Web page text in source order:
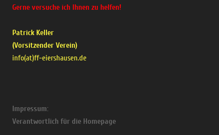
Gerne versuche ich Ihnen zu helfen!
Patrick Keller
(Vorsitzender Verein)
info(at)ff-eiershausen.de
Impressum:
Verantwortlich für die Homepage